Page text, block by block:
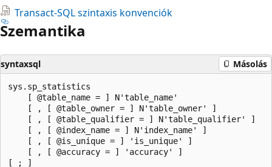
Transact-SQL szintaxis konvenciók
Szemantika
syntaxsql Másolás
sys.sp_statistics
    [ @table_name = ] N'table_name'
    [ , [ @table_owner = ] N'table_owner' ]
    [ , [ @table_qualifier = ] N'table_qualifier' ]
    [ , [ @index_name = ] N'index_name' ]
    [ , [ @is_unique = ] 'is_unique' ]
    [ , [ @accuracy = ] 'accuracy' ]